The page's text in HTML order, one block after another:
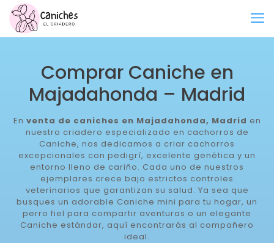
Comprar Caniche en
Majadahonda – Madrid
En venta de caniches en Majadahonda, Madrid en
nuestro criadero especializado en cachorros de
Caniche, nos dedicamos a criar cachorros
excepcionales con pedigrí, excelente genética y un
entorno lleno de cariño. Cada uno de nuestros
ejemplares crece bajo estrictos controles
veterinarios que garantizan su salud. Ya sea que
busques un adorable Caniche mini para tu hogar, un
perro fiel para compartir aventuras o un elegante
Caniche estándar, aquí encontrarás al compañero
ideal.